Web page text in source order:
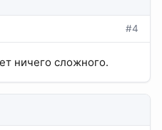
#4
ничего сложного.